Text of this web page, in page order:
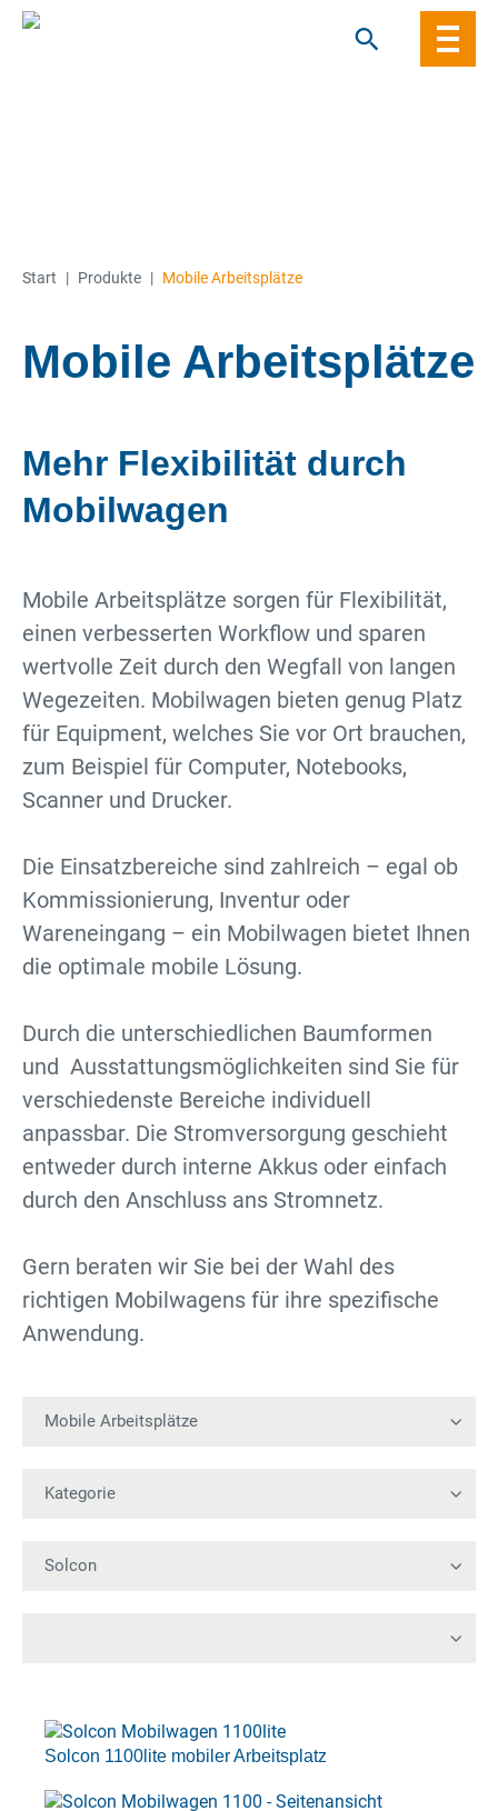
Start | Produkte | Mobile Arbeitsplätze
Mobile Arbeitsplätze
Mehr Flexibilität durch
Mobilwagen
Mobile Arbeitsplätze sorgen für Flexibilität,
einen verbesserten Workflow und sparen
wertvolle Zeit durch den Wegfall von langen
Wegezeiten. Mobilwagen bieten genug Platz
für Equipment, welches Sie vor Ort brauchen,
zum Beispiel für Computer, Notebooks,
Scanner und Drucker.
Die Einsatzbereiche sind zahlreich – egal ob
Kommissionierung, Inventur oder
Wareneingang – ein Mobilwagen bietet Ihnen
die optimale mobile Lösung.
Durch die unterschiedlichen Baumformen
und Ausstattungsmöglichkeiten sind Sie für
verschiedenste Bereiche individuell
anpassbar. Die Stromversorgung geschieht
entweder durch interne Akkus oder einfach
durch den Anschluss ans Stromnetz.
Gern beraten wir Sie bei der Wahl des
richtigen Mobilwagens für ihre spezifische
Anwendung.
Solcon 1100lite mobiler Arbeitsplatz